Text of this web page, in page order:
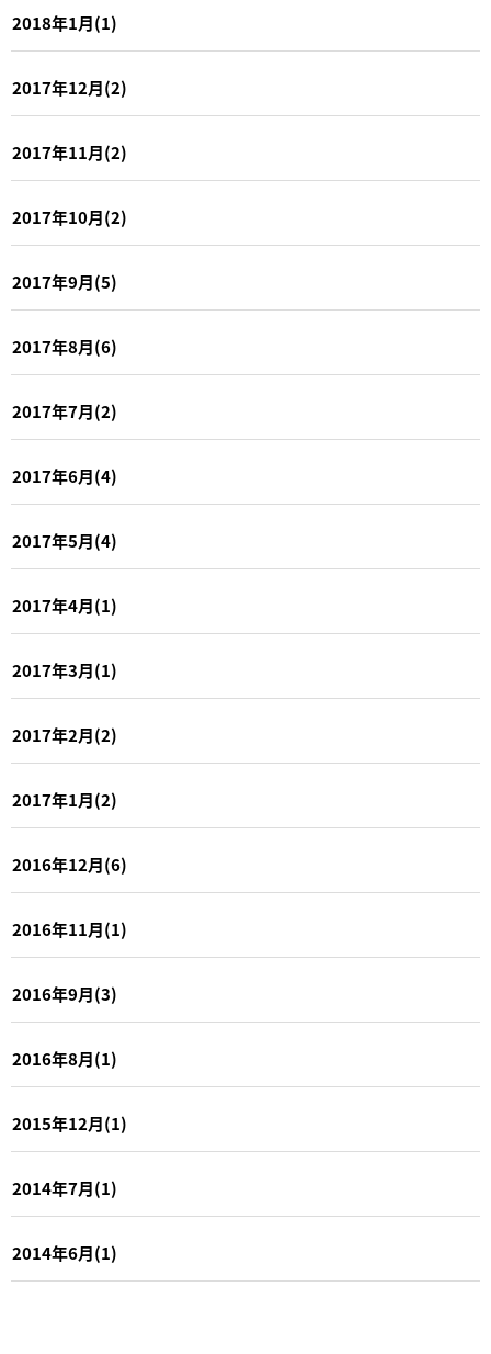
2018年1月(1)
2017年12月(2)
2017年11月(2)
2017年10月(2)
2017年9月(5)
2017年8月(6)
2017年7月(2)
2017年6月(4)
2017年5月(4)
2017年4月(1)
2017年3月(1)
2017年2月(2)
2017年1月(2)
2016年12月(6)
2016年11月(1)
2016年9月(3)
2016年8月(1)
2015年12月(1)
2014年7月(1)
2014年6月(1)